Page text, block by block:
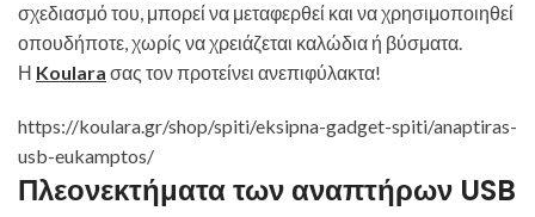
σχεδιασμό του, μπορεί να μεταφερθεί και να χρησιμοποιηθεί
οπουδήποτε, χωρίς να χρειάζεται καλώδια ή βύσματα.
Η Koulara σας τον προτείνει ανεπιφύλακτα!
https://koulara.gr/shop/spiti/eksipna-gadget-spiti/anaptiras-
usb-eukamptos/
Πλεονεκτήματα των αναπτήρων USB